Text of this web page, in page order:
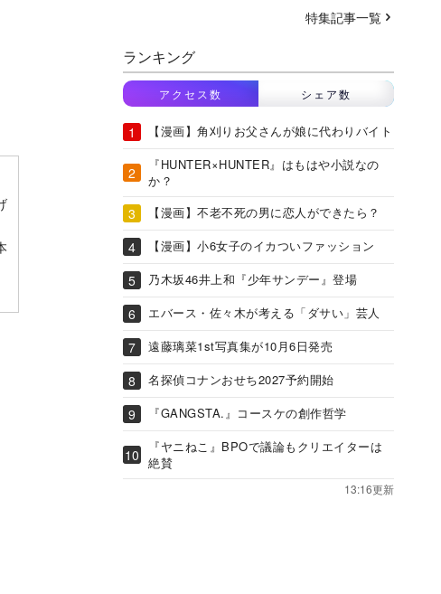
特集記事一覧
ランキング
アクセス数 シェア数
【漫画】角刈りお父さんが娘に代わりバイト
『HUNTER×HUNTER』はもはや小説なの
か？
【漫画】不老不死の男に恋人ができたら？
【漫画】小6女子のイカついファッション
乃木坂46井上和『少年サンデー』登場
エバース・佐々木が考える「ダサい」芸人
遠藤璃菜1st写真集が10月6日発売
名探偵コナンおせち2027予約開始
『GANGSTA.』コースケの創作哲学
『ヤニねこ』BPOで議論もクリエイターは
絶賛
13:16更新